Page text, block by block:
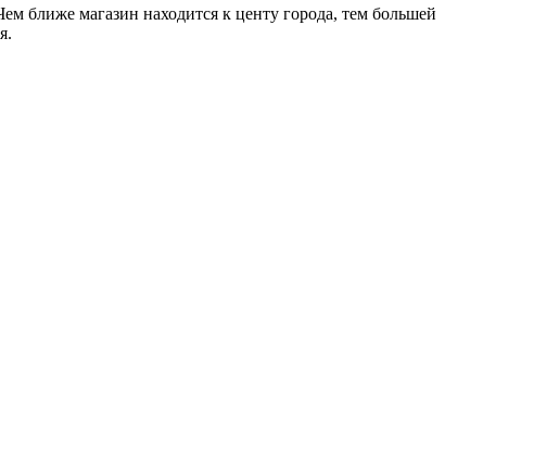
ближе магазин находится к центу города, тем большей